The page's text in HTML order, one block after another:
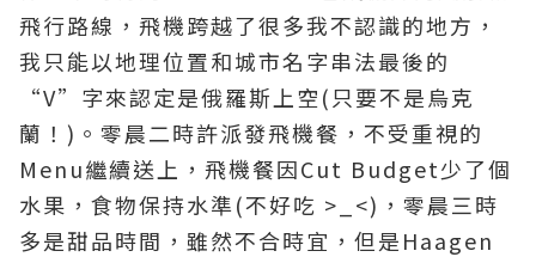
飛行路線，飛機跨越了很多我不認識的地方，
我只能以地理位置和城市名字串法最後的
“V”字來認定是俄羅斯上空(只要不是烏克
蘭！)。零晨二時許派發飛機餐，不受重視的
Menu繼續送上，飛機餐因Cut Budget少了個
水果，食物保持水準(不好吃 >_<)，零晨三時
多是甜品時間，雖然不合時宜，但是Haagen